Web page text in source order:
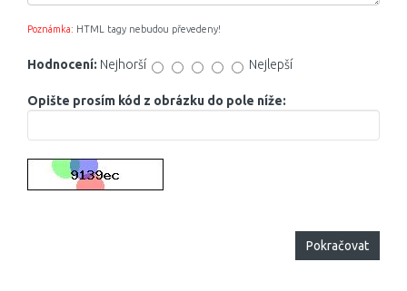
Poznámka: HTML tagy nebudou převedeny!
Hodnocení: Nejhorší Nejlepší
Opište prosím kód z obrázku do pole níže:
Pokračovat